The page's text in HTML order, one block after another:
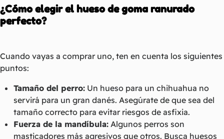
¿Cómo elegir el hueso de goma ranurado
perfecto?
Cuando vayas a comprar uno, ten en cuenta los siguientes
puntos:
Tamaño del perro: Un hueso para un chihuahua no
servirá para un gran danés. Asegúrate de que sea del
tamaño correcto para evitar riesgos de asfixia.
Fuerza de la mandíbula: Algunos perros son
masticadores más agresivos que otros. Busca huesos